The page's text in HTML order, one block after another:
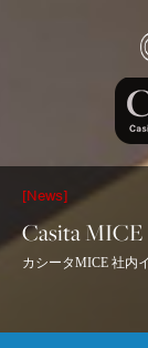
[News]
Casita MICE
カシータMICE 社内